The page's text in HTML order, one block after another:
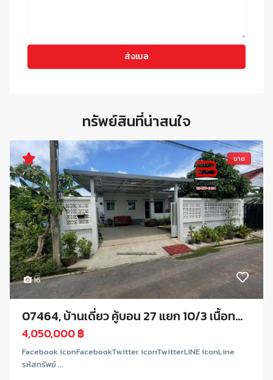
ทรัพย์สินที่น่าสนใจ
16
ขาย
07464, บ้านเดี่ยว คู้บอน 27 แยก 10/3 เนื้อท...
4,050,000 ฿
Facebook iconFacebookTwitter iconTwitterLINE iconLine
รหัสทรัพย์ ...